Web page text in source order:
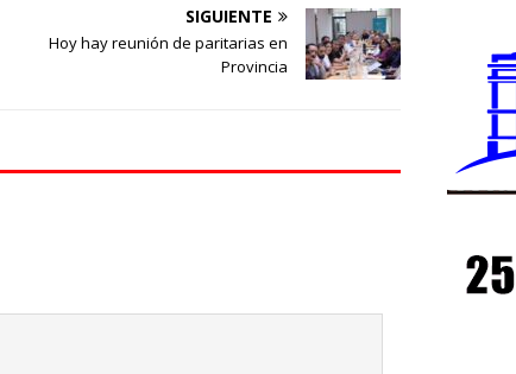
SIGUIENTE
Hoy hay reunión de paritarias en
Provincia